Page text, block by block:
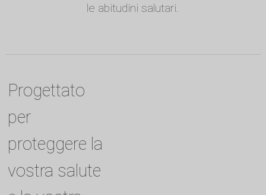
le abitudini salutari.
Progettato
per
proteggere la
vostra salute